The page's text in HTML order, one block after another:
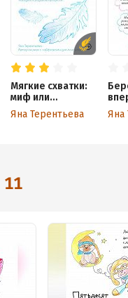
Мягкие схватки:
миф или
реальность
Яна Терентьева
Яна
11